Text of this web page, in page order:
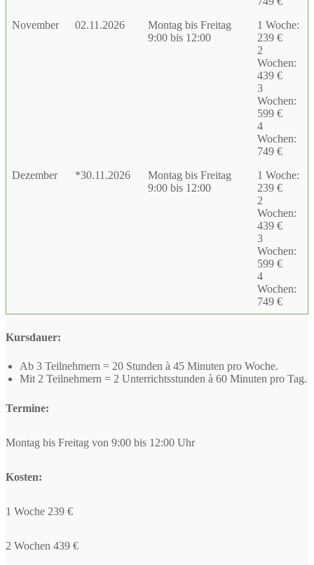
November
02.11.2026
Montag bis Freitag
9:00 bis 12:00
1 Woche:
239 €
2
Wochen:
439 €
3
Wochen:
599 €
4
Wochen:
749 €
Dezember
*30.11.2026
Montag bis Freitag
9:00 bis 12:00
1 Woche:
239 €
2
Wochen:
439 €
3
Wochen:
599 €
4
Wochen:
749 €
Kursdauer:
Ab 3 Teilnehmern = 20 Stunden à 45 Minuten pro Woche.
Mit 2 Teilnehmern = 2 Unterrichtsstunden à 60 Minuten pro Tag.
Termine:
Montag bis Freitag von 9:00 bis 12:00 Uhr
Kosten:
1 Woche 239 €
2 Wochen 439 €